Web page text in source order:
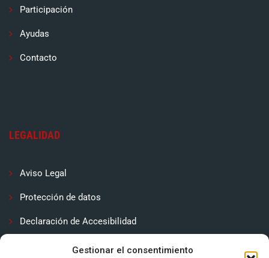
Gestionar el consentimiento
Participación
Ayudas
Contacto
LEGALIDAD
Aviso Legal
Protección de datos
Declaración de Accesibilidad